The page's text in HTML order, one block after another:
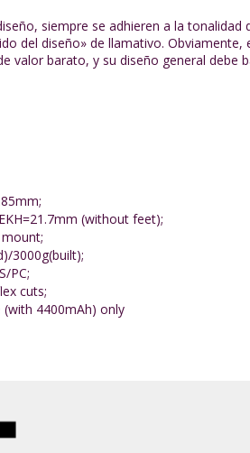
siempre se adhieren a la tonalidad
del diseño» de llamativo.
valor barato, y su diseño general debe
(without feet);
3000g(built);
PC;
cuts;
(with 4400mAh) only